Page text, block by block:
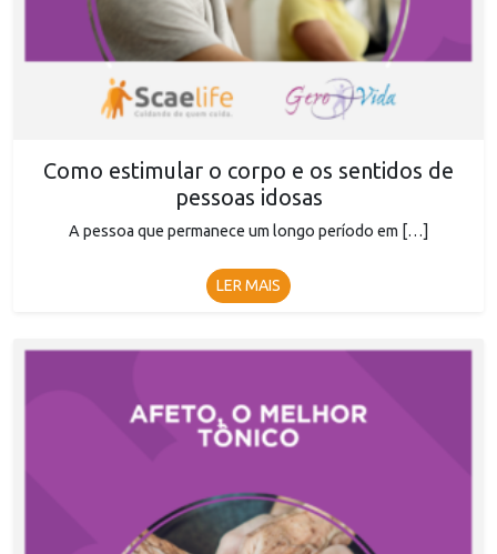
Como estimular o corpo e os sentidos de
pessoas idosas
A pessoa que permanece um longo período em […]
LER MAIS